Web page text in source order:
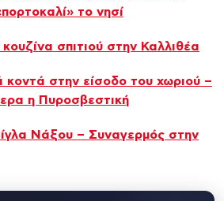
το νησί
σπιτιού στην Καλλιθέα
στην είσοδο του χωριού –
η Πυροσβεστική
Νάξου – Συναγερμός στην